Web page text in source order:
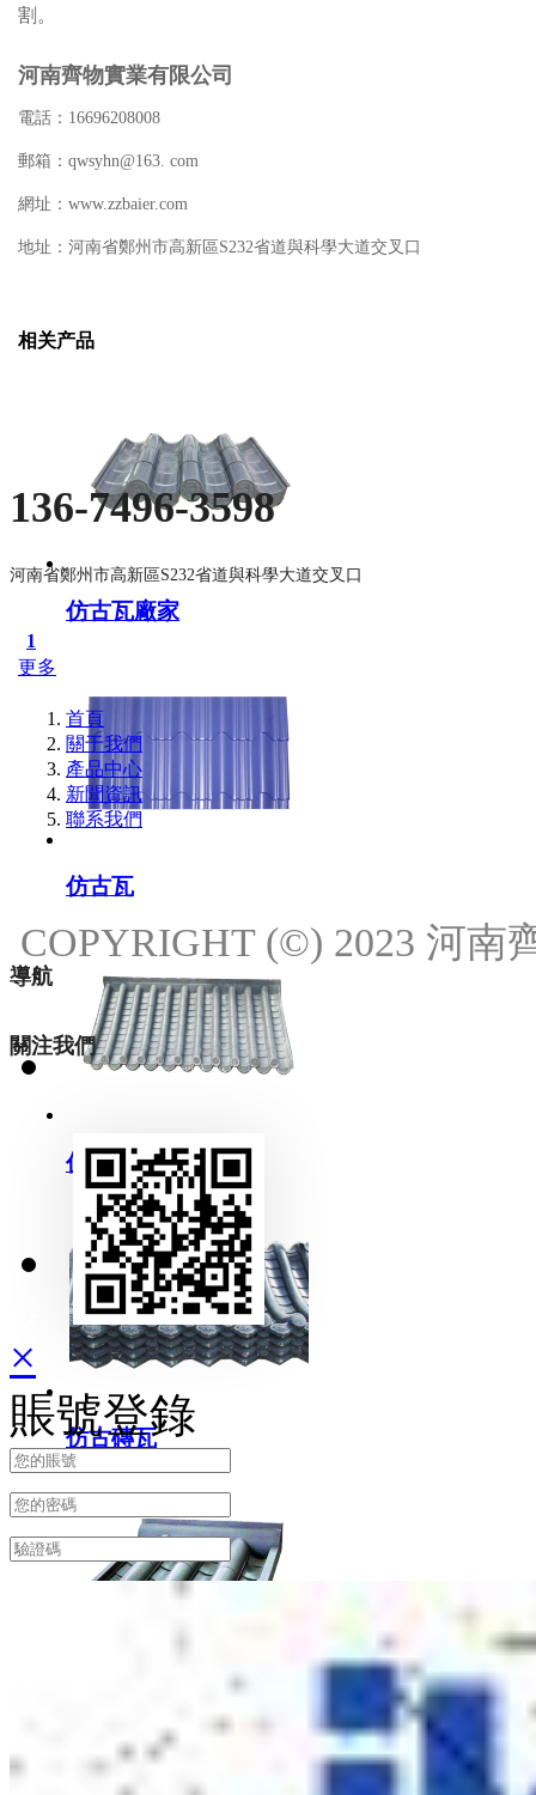
割。
河南齊物實業有限公司
電話： 16696208008
郵箱：qwsyhn@163. com
網址： www.zzbaier.com
地址：河南省鄭州市高新區S232省道與科學大道交叉口
相关产品
仿古瓦廠家
仿古瓦
仿古瓦源頭廠家
仿古磚瓦
136-7496-3598
河南省鄭州市高新區S232省道與科學大道交叉口
1
更多
首頁
關于我們
產品中心
新聞資訊
聯系我們
導航
關注我們
COPYRIGHT (©) 2023 河南
18537111214
18537111214
发送邮件
×
賬號登錄